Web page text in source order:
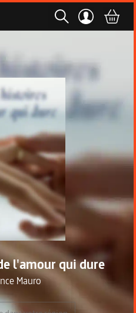
l'amour qui dure
Mauro